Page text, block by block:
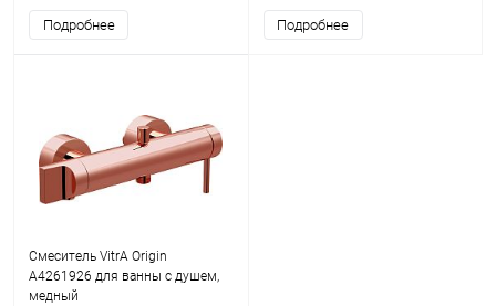
Подробнее Подробнее
Смеситель VitrA Origin
A4261926 для ванны с душем,
медный